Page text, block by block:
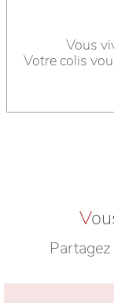
Vous
Votre colis
V